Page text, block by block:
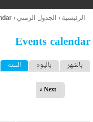
ر
ل
ح
أنت
هنا
الرئيسية › الجدول الزمني ›
Events calendar
ا بالشهر باليوم السنة
Next »